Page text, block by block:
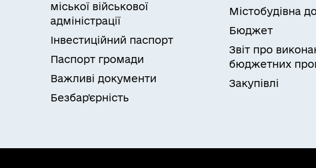
міської військової
адміністрації
Інвестиційний паспорт
Паспорт громади
Важливі документи
Безбар'єрність
Містобудівна
Бюджет
Звіт про
бюджетних
Закупівлі